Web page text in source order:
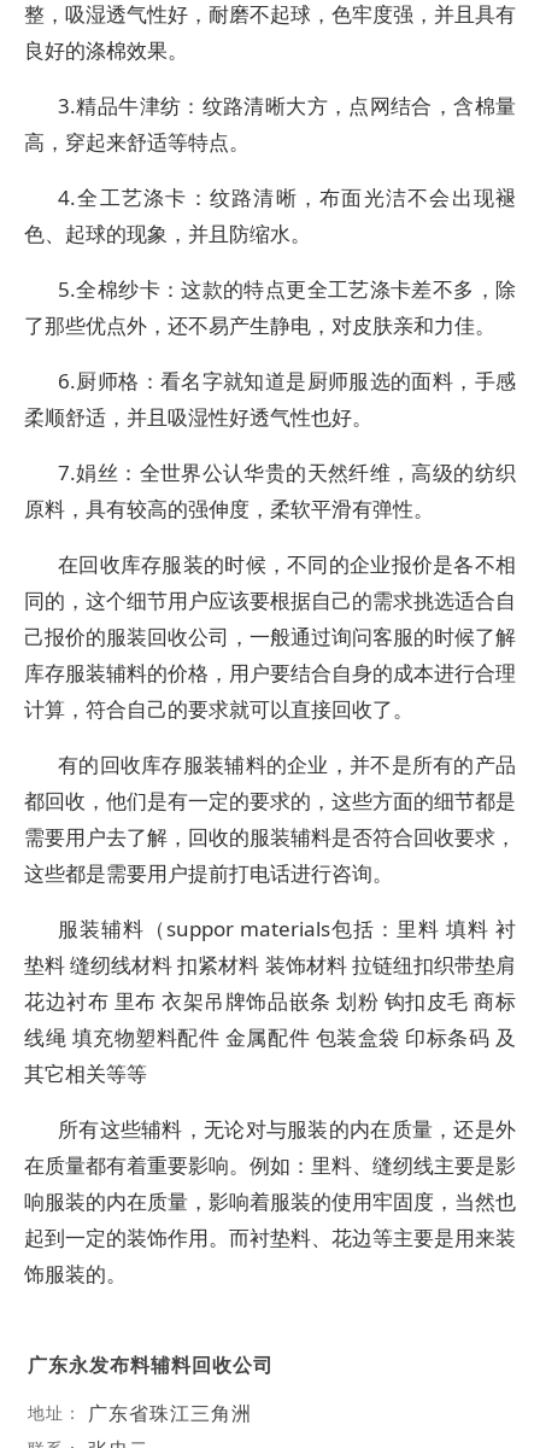
整，吸湿透气性好，耐磨不起球，色牢度强，并且具有
良好的涤棉效果。
3.精品牛津纺：纹路清晰大方，点网结合，含棉量
高，穿起来舒适等特点。
4.全工艺涤卡：纹路清晰，布面光洁不会出现褪
色、起球的现象，并且防缩水。
5.全棉纱卡：这款的特点更全工艺涤卡差不多，除
了那些优点外，还不易产生静电，对皮肤亲和力佳。
6.厨师格：看名字就知道是厨师服选的面料，手感
柔顺舒适，并且吸湿性好透气性也好。
7.娟丝：全世界公认华贵的天然纤维，高级的纺织
原料，具有较高的强伸度，柔软平滑有弹性。
在回收库存服装的时候，不同的企业报价是各不相
同的，这个细节用户应该要根据自己的需求挑选适合自
己报价的服装回收公司，一般通过询问客服的时候了解
库存服装辅料的价格，用户要结合自身的成本进行合理
计算，符合自己的要求就可以直接回收了。
有的回收库存服装辅料的企业，并不是所有的产品
都回收，他们是有一定的要求的，这些方面的细节都是
需要用户去了解，回收的服装辅料是否符合回收要求，
这些都是需要用户提前打电话进行咨询。
服装辅料（suppor materials包括：里料 填料 衬
垫料 缝纫线材料 扣紧材料 装饰材料 拉链纽扣织带垫肩
花边衬布 里布 衣架吊牌饰品嵌条 划粉 钩扣皮毛 商标
线绳 填充物塑料配件 金属配件 包装盒袋 印标条码 及
其它相关等等
所有这些辅料，无论对与服装的内在质量，还是外
在质量都有着重要影响。例如：里料、缝纫线主要是影
响服装的内在质量，影响着服装的使用牢固度，当然也
起到一定的装饰作用。而衬垫料、花边等主要是用来装
饰服装的。
广东永发布料辅料回收公司
地址： 广东省珠江三角洲